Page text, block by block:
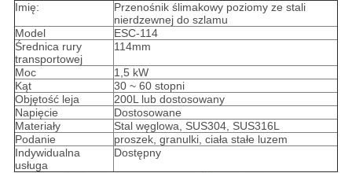
Imię:
Przenośnik ślimakowy poziomy ze stali
nierdzewnej do szlamu
Model
ESC-114
Średnica rury
transportowej
114mm
Moc
1,5 kW
Kąt
30 ~ 60 stopni
Objętość leja
200L lub dostosowany
Napięcie
Dostosowane
Materiały
Stal węglowa, SUS304, SUS316L
Podanie
proszek, granulki, ciała stałe luzem
Indywidualna
usługa
Dostępny